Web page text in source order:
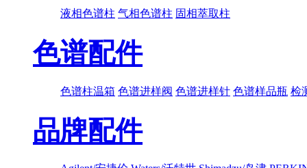
液相色谱柱 气相色谱柱 固相萃取柱
色谱配件
色谱柱温箱 色谱进样阀 色谱进样针 色谱样品瓶 检
品牌配件